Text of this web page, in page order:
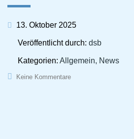
13. Oktober 2025
Veröffentlicht durch: dsb
Kategorien: Allgemein, News
Keine Kommentare